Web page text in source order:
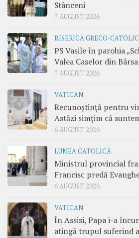
Stânceni
7 AUGUST 2026
BISERICA GRECO-
PS Vasile în parohia
Valea Caselor din
7 AUGUST 2026
VATICAN
Recunoștință pentru
Astăzi simțim că
6 AUGUST 2026
LUMEA CATOLICĂ
Ministrul provincial
Francisc predă
6 AUGUST 2026
VATICAN
În Assisi, Papa i-a
atingă trupul suferind